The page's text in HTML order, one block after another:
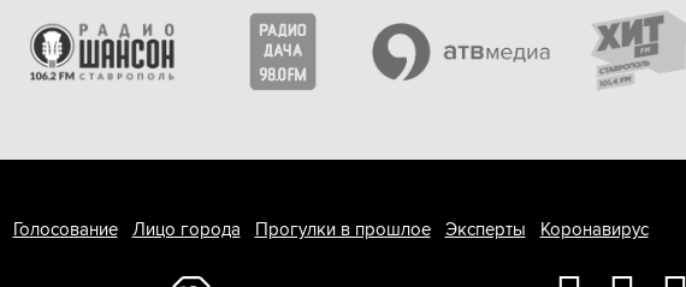
Голосование Лицо города Прогулки в прошлое Эксперты Коронавирус